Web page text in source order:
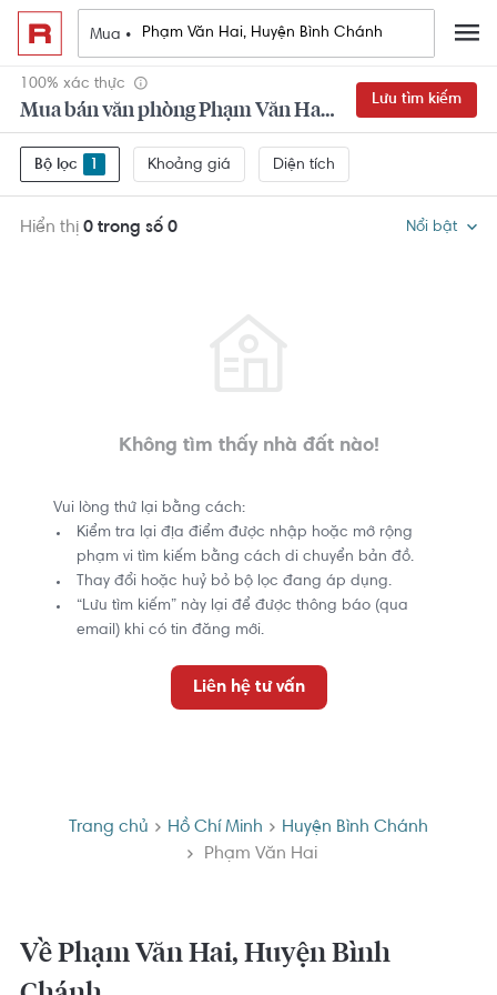
Mua •
100% xác thực
Mua bán văn phòng Phạm Văn Hai, Huyện Bình Chánh
Lưu tìm kiếm
Bộ lọc 1 Khoảng giá Diện tích
Hiển thị 0 trong số 0 Nổi bật
Không tìm thấy nhà đất nào!
Vui lòng thử lại bằng cách:
Kiểm tra lại địa điểm được nhập hoặc mở rộng
phạm vi tìm kiếm bằng cách di chuyển bản đồ.
Thay đổi hoặc huỷ bỏ bộ lọc đang áp dụng.
“Lưu tìm kiếm” này lại để được thông báo (qua
email) khi có tin đăng mới.
Liên hệ tư vấn
Trang chủ Hồ Chí Minh
Huyện Bình Chánh
Phạm Văn Hai
Về Phạm Văn Hai, Huyện Bình